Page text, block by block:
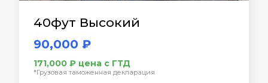
40фут Высокий
90,000 ₽
171,000 ₽ цена с ГТД
*Грузовая таможенная декларация